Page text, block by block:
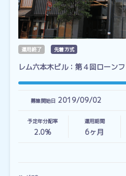
運用終了 先着方式
レム六本木ビル：第４回ローン
募集開始日 2019/09/02
予定年分配率
2.0%
運用期間
6ヶ月